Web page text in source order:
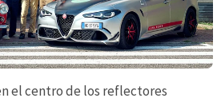
el centro de los reflectores